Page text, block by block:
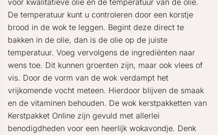
voor kwalitatieve olie en de temperatuur van de olie.
De temperatuur kunt u controleren door een korstje
brood in de wok te leggen. Begint deze direct te
bakken in de olie, dan is de olie op de juiste
temperatuur. Voeg vervolgens de ingrediënten naar
wens toe. Dit kunnen groenten zijn, maar ook vlees of
vis. Door de vorm van de wok verdampt het
vrijkomende vocht meteen. Hierdoor blijven de smaak
en de vitaminen behouden. De wok kerstpakketten van
Kerstpakket Online zijn gevuld met allerlei
benodigdheden voor een heerlijk wokavondje. Denk